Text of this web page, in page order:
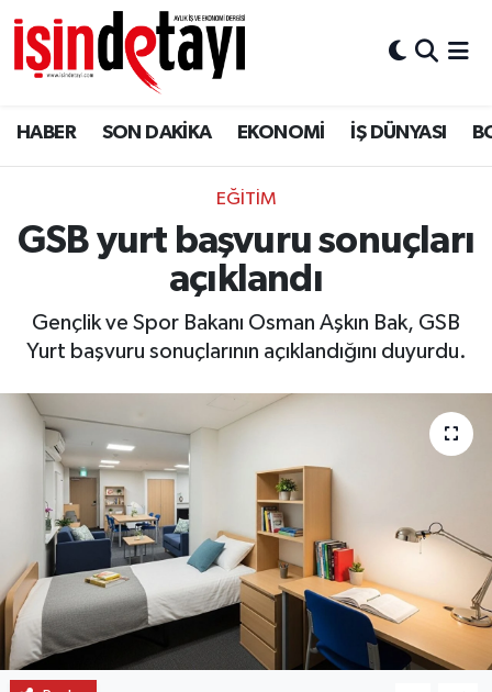
HABER SON DAKİKA EKONOMİ İŞ DÜNYASI
EĞITIM
GSB yurt başvuru sonuçları
açıklandı
Gençlik ve Spor Bakanı Osman Aşkın Bak, GSB
Yurt başvuru sonuçlarının açıklandığını duyurdu.
DÜNYA
Eğitim
ENERJİ HABERİ
HABER
LOJİSTİK
MAGAZİN
OTO DETAY
SAĞLIK
SON DAKİKA
Nöbetçi Eczaneler
Hava Durumu
İstanbul Namaz Vakitleri
Trafik Durumu
Tüm Manşetler
Son Dakika Haberleri
Haber Arşivi